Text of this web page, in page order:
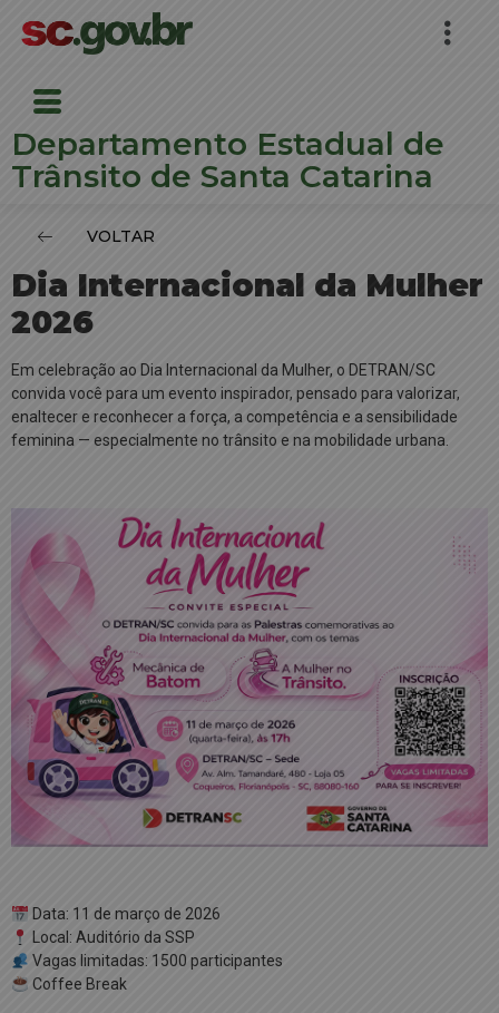
Departamento Estadual de
Trânsito de Santa Catarina
VOLTAR
Dia Internacional da Mulher
2026
Em celebração ao Dia Internacional da Mulher, o DETRAN/SC
convida você para um evento inspirador, pensado para valorizar,
enaltecer e reconhecer a força, a competência e a sensibilidade
feminina — especialmente no trânsito e na mobilidade urbana.
Data: 11 de março de 2026
Local: Auditório da SSP
Vagas limitadas: 1500 participantes
Coffee Break